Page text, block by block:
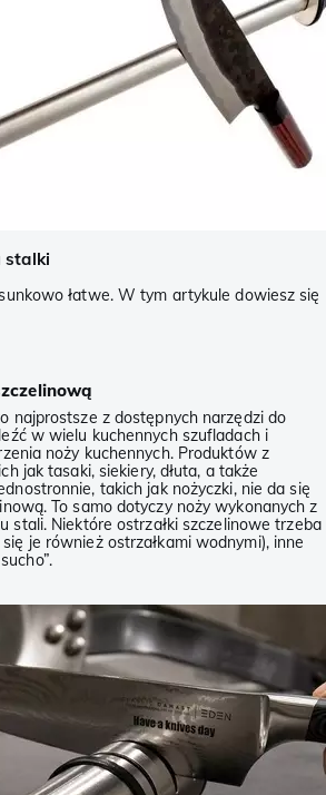
stalki
łatwe. W tym artykule dowiesz się
najprostsze z dostępnych narzędzi do
w wielu kuchennych szufladach i
noży kuchennych. Produktów z
jak tasaki, siekiery, dłuta, a także
takich jak nożyczki, nie da się
To samo dotyczy noży wykonanych z
stali. Niektóre ostrzałki szczelinowe trzeba
je również ostrzałkami wodnymi), inne